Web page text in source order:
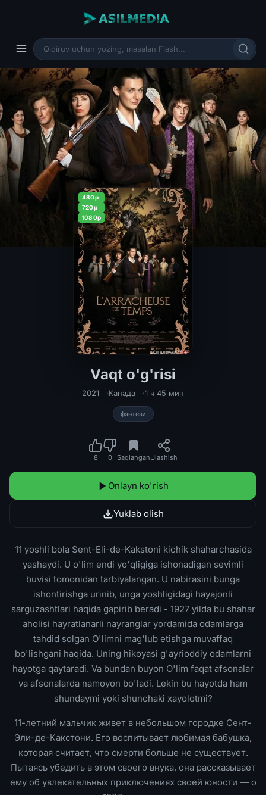
480p
720p
1080p
Vaqt o'g'risi
Vaqt o'g'risi Uzbek tilida 2021
2021 Канада 1 ч 45 мин
фэнтези
8 0 SaqlanganUlashish
Onlayn ko'rish
Yuklab olish
11 yoshli bola Sent-Eli-de-Kakstoni kichik shaharchasida
yashaydi. U o'lim endi yo'qligiga ishonadigan sevimli
buvisi tomonidan tarbiyalangan. U nabirasini bunga
ishontirishga urinib, unga yoshligidagi hayajonli
sarguzashtlari haqida gapirib beradi - 1927 yilda bu shahar
aholisi hayratlanarli nayranglar yordamida odamlarga
tahdid solgan O'limni mag'lub etishga muvaffaq
bo'lishgani haqida. Uning hikoyasi g'ayrioddiy odamlarni
hayotga qaytaradi. Va bundan buyon O'lim faqat afsonalar
va afsonalarda namoyon bo'ladi. Lekin bu hayotda ham
shundaymi yoki shunchaki xayolotmi?
11-летний мальчик живет в небольшом городке Сент-
Эли-де-Какстони. Его воспитывает любимая бабушка,
которая считает, что смерти больше не существует.
Пытаясь убедить в этом своего внука, она рассказывает
ему об увлекательных приключениях своей юности — о